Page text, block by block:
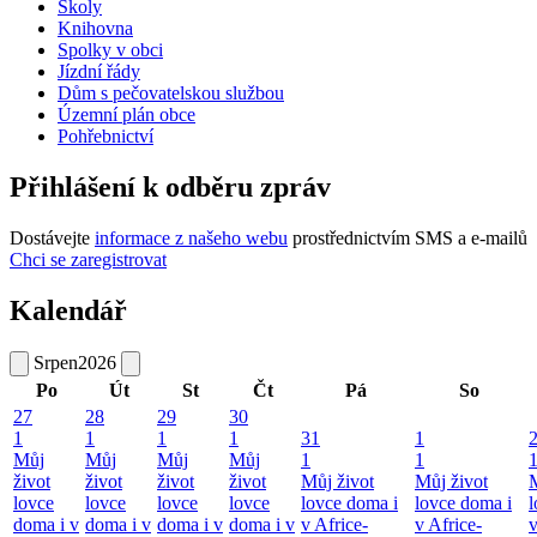
Školy
Knihovna
Spolky v obci
Jízdní řády
Dům s pečovatelskou službou
Územní plán obce
Pohřebnictví
Přihlášení k odběru zpráv
Dostávejte informace z našeho webu prostřednictvím SMS a e-mailů
Chci se zaregistrovat
Kalendář
Srpen2026
Po
Út St Čt Pá
So
27
1
Můj
život
lovce
doma i v
28
1
Můj
život
lovce
doma i v
29
1
Můj
život
lovce
doma i v
30
1
Můj
život
lovce
doma i v
31
1
Můj život
lovce doma i
v Africe-
1
1
Můj život
lovce doma i
v Africe-
2
1